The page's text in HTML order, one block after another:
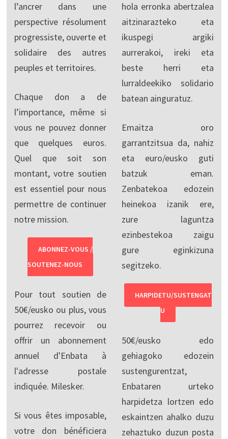
l’ancrer dans une
perspective résolument
progressiste, ouverte et
solidaire des autres
peuples et territoires.
Chaque don a de
l’importance, même si
vous ne pouvez donner
que quelques euros.
Quel que soit son
montant, votre soutien
est essentiel pour nous
permettre de continuer
notre mission.
ABONNEZ-VOUS /
SOUTENEZ-NOUS
Pour tout soutien de
50€/eusko ou plus, vous
pourrez recevoir ou
offrir un abonnement
annuel d'Enbata à
l'adresse postale
indiquée. Milesker.
Si vous êtes imposable,
votre don bénéficiera
hola erronka abertzalea
aitzinarazteko eta
ikuspegi argiki
aurrerakoi, ireki eta
beste herri eta
lurraldeekiko solidario
batean ainguratuz.
Emaitza oro
garrantzitsua da, nahiz
eta euro/eusko guti
batzuk eman.
Zenbatekoa edozein
heinekoa izanik ere,
zure laguntza
ezinbestekoa zaigu
gure eginkizuna
segitzeko.
HARPIDETU/SUSTENGAT
U
50€/eusko edo
gehiagoko edozein
sustengurentzat,
Enbataren urteko
harpidetza lortzen edo
eskaintzen ahalko duzu
zehaztuko duzun posta